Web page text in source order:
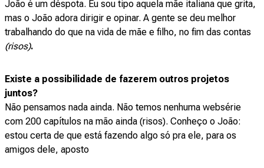
João é um déspota. Eu sou tipo aquela mãe italiana que grita,
mas o João adora dirigir e opinar. A gente se deu melhor
trabalhando do que na vida de mãe e filho, no fim das contas
(risos).
Existe a possibilidade de fazerem outros projetos
juntos?
Não pensamos nada ainda. Não temos nenhuma websérie
com 200 capítulos na mão ainda (risos). Conheço o João:
estou certa de que está fazendo algo só pra ele, para os
amigos dele, aposto